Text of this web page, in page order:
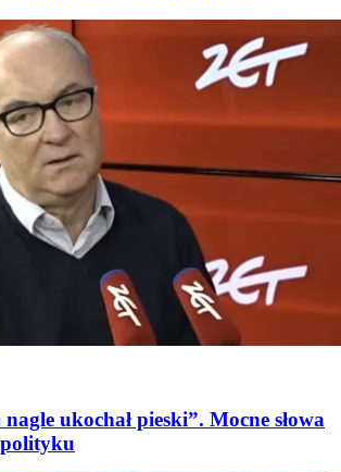
ukochał pieski”. Mocne słowa